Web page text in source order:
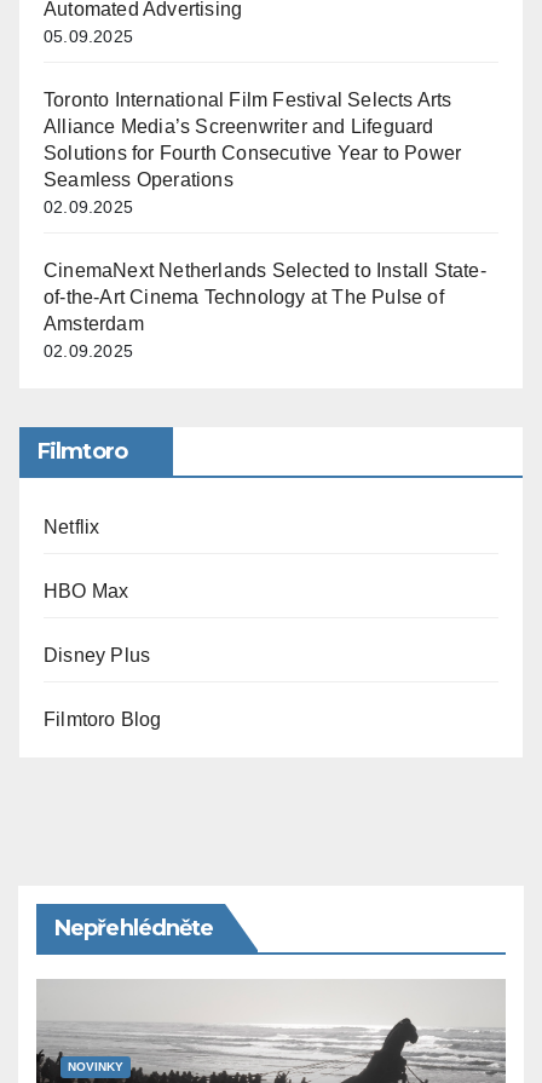
Automated Advertising
05.09.2025
Toronto International Film Festival Selects Arts
Alliance Media’s Screenwriter and Lifeguard
Solutions for Fourth Consecutive Year to Power
Seamless Operations
02.09.2025
CinemaNext Netherlands Selected to Install State-
of-the-Art Cinema Technology at The Pulse of
Amsterdam
02.09.2025
Filmtoro
Netflix
HBO Max
Disney Plus
Filmtoro Blog
Nepřehlédněte
NOVINKY